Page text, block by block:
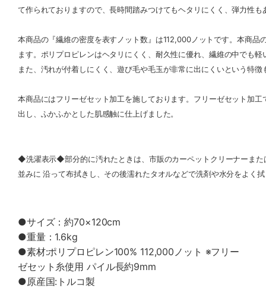
て作られておりますので、長時間踏みつけてもヘタリにくく、弾力性も
本商品の『繊維の密度を表すノット数』は112,000ノットです。本商品
ます。ポリプロピレンはヘタリにくく、耐久性に優れ、繊維の中でも軽
また、汚れが付着しにくく、遊び毛や毛玉が非常に出にくいという特徴
本商品にはフリーゼセット加工を施しております。フリーゼセット加
出し、ふかふかとした肌感触に仕上げました。
◆洗濯表示◆部分的に汚れたときは、市販のカーペットクリーナーまた
並みに 沿って布拭きし、その後濡れたタオルなどで洗剤や水分をよく
●サイズ：約70×120cm
●重量：1.6kg
●素材:ポリプロピレン100% 112,000ノット ※フリー
ゼセット糸使用 パイル長約9mm
●原産国:トルコ製